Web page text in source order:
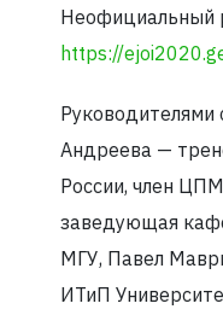
Неофициальный
https://
Руководителями
Андреева —
России, член
заведующая
МГУ, Павел
ИТиП